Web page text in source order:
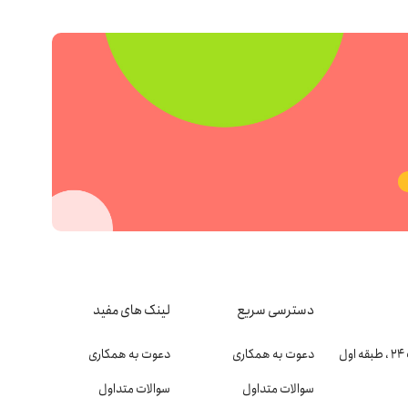
دسترسی سریع
دعوت به همکاری
سوالات متداول
لینک های مفید
دعوت به همکاری
سوالات متداول